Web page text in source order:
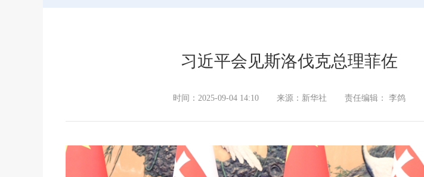
习近平会见斯洛伐克总理菲佐
时间：2025-09-04 14:10 来源：新华社 责任编辑： 李鸽